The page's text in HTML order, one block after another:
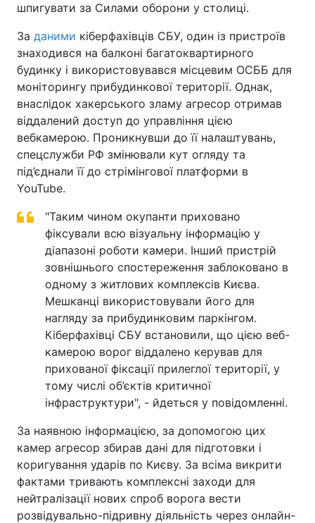
Цікавинки Погода
Екологія Регіони
Лонгріди
Відео з Youtube Статті
Інтерв'ю
Архів Вакансії
Контакти
Послуги
Тема оформлення
шпигувати за Силами оборони у столиці.
За даними кіберфахівців СБУ, один із пристроїв
знаходився на балконі багатоквартирного
будинку і використовувався місцевим ОСББ для
моніторингу прибудинкової території. Однак,
внаслідок хакерського зламу агресор отримав
віддалений доступ до управління цією
вебкамерою. Проникнувши до її налаштувань,
спецслужби РФ змінювали кут огляду та
під’єднали її до стрімінгової платформи в
YouTube.
"Таким чином окупанти приховано
фіксували всю візуальну інформацію у
діапазоні роботи камери. Інший пристрій
зовнішнього спостереження заблоковано в
одному з житлових комплексів Києва.
Мешканці використовували його для
нагляду за прибудинковим паркінгом.
Кіберфахівці СБУ встановили, що цією веб-
камерою ворог віддалено керував для
прихованої фіксації прилеглої території, у
тому числі об’єктів критичної
інфраструктури", - йдеться у повідомленні.
За наявною інформацією, за допомогою цих
камер агресор збирав дані для підготовки і
коригування ударів по Києву. За всіма викрити
фактами тривають комплексні заходи для
нейтралізації нових спроб ворога вести
розвідувально-підривну діяльність через онлайн-